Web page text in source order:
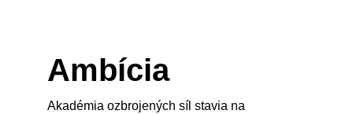
Ambícia
Akadémia ozbrojených síl stavia na